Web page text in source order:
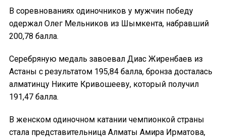
В соревнованиях одиночников у мужчин победу
одержал Олег Мельников из Шымкента, набравший
200,78 балла.
Серебряную медаль завоевал Диас Жиренбаев из
Астаны с результатом 195,84 балла, бронза досталась
алматинцу Никите Кривошееву, который получил
191,47 балла.
В женском одиночном катании чемпионкой страны
стала представительница Алматы Амира Ирматова,